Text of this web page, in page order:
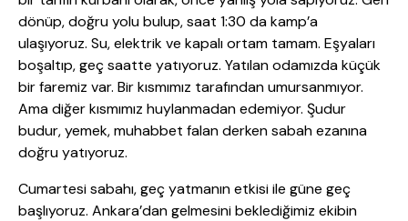
dönüp, doğru yolu bulup, saat 1:30 da kamp’a
ulaşıyoruz. Su, elektrik ve kapalı ortam tamam. Eşyaları
boşaltıp, geç saatte yatıyoruz. Yatılan odamızda küçük
bir faremiz var. Bir kısmımız tarafından umursanmıyor.
Ama diğer kısmımız huylanmadan edemiyor. Şudur
budur, yemek, muhabbet falan derken sabah ezanına
doğru yatıyoruz.
Cumartesi sabahı, geç yatmanın etkisi ile güne geç
başlıyoruz. Ankara’dan gelmesini beklediğimiz ekibin